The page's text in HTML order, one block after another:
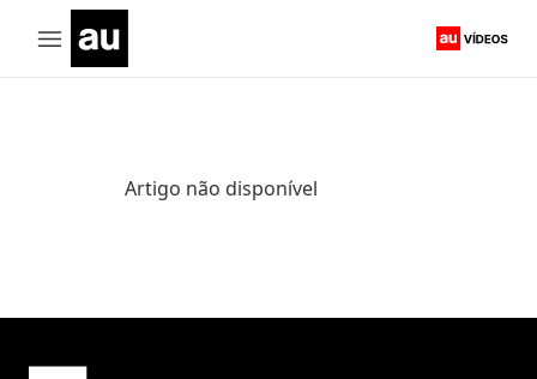
Artigo não disponível